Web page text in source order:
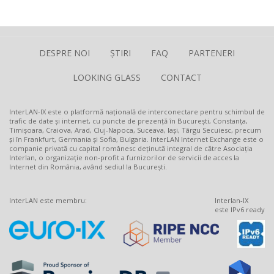
DESPRE NOI ȘTIRI FAQ PARTENERI
LOOKING GLASS CONTACT
InterLAN-IX este o platformă națională de interconectare pentru schimbul de
trafic de date și internet, cu puncte de prezență în București, Constanța,
Timișoara, Craiova, Arad, Cluj-Napoca, Suceava, Iași, Târgu Secuiesc, precum
și în Frankfurt, Germania și Sofia, Bulgaria. InterLAN Internet Exchange este o
companie privată cu capital românesc deținută integral de către Asociația
Interlan, o organizație non-profit a furnizorilor de servicii de acces la
Internet din România, având sediul la București.
InterLAN este membru:
Interlan-IX
este IPv6 ready